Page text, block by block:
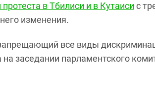
в Тбилиси и в Кутаиси с
изменения.
все виды
заседании парламентского